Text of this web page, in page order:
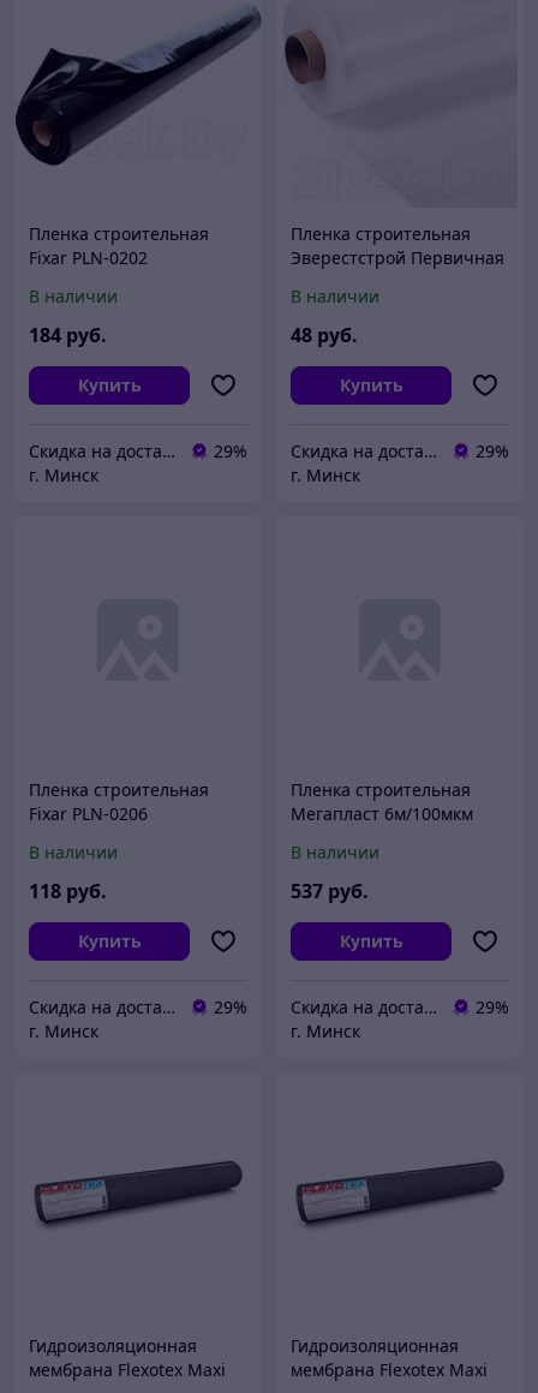
Пленка строительная
Fixar PLN-0202
В наличии
184 руб.
Купить
Скидка на доставку 21 векбай
29%
г. Минск
Пленка строительная
Эверестстрой Первичная
В наличии
48 руб.
Купить
Скидка на доставку 21 векбай
29%
г. Минск
Пленка строительная
Fixar PLN-0206
В наличии
118 руб.
Купить
Скидка на доставку 21 векбай
29%
г. Минск
Пленка строительная
Мегапласт 6м/100мкм
В наличии
537 руб.
Купить
Скидка на доставку 21 векбай
29%
г. Минск
Гидроизоляционная
мембрана Flexotex Maxi
Гидроизоляционная
мембрана Flexotex Maxi